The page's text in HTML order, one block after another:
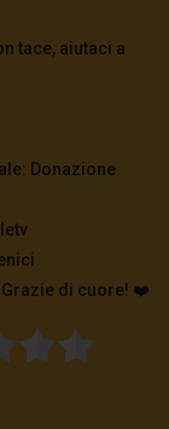
tace, aiutaci a
Donazione
di cuore! ❤️